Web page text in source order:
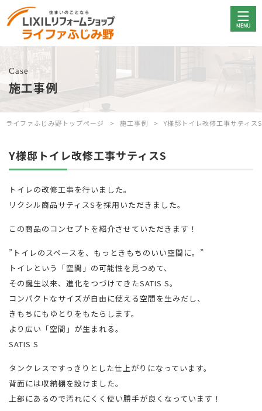
Case
施工事例
ライファふじみ野トップページ 施工事例 Y様邸トイレ改修工事サティスS
Y様邸トイレ改修工事サティスS
トイレの改修工事を行いました。
リクシル商品サティスSを採用いただきました。
この商品のコンセプトを紹介させていただきます！
”トイレのスペースを、もっときもちのいい空間に。”
トイレという「空間」の可能性を見つめて、
その誕生以来、進化をつづけてきたSATIS S。
コンパクトなサイズが自由に使える空間を生みだし、
きもちにもゆとりをもたらします。
より広い「空間」が生まれる。
SATIS S
タンクレスですっきりとした仕上がりになっています。
背面には収納棚を設けました。
上部にあるので汚れにくく使い勝手が良くなっています！